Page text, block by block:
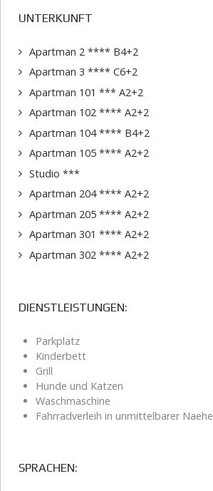
UNTERKUNFT
Apartman 2 **** B4+2
Apartman 3 **** C6+2
Apartman 101 *** A2+2
Apartman 102 **** A2+2
Apartman 104 **** B4+2
Apartman 105 **** A2+2
Studio ***
Apartman 204 **** A2+2
Apartman 205 **** A2+2
Apartman 301 **** A2+2
Apartman 302 **** A2+2
DIENSTLEISTUNGEN:
Parkplatz
Kinderbett
Grill
Hunde und Katzen
Waschmaschine
Fahrradverleih in unmittelbarer Naehe
SPRACHEN: